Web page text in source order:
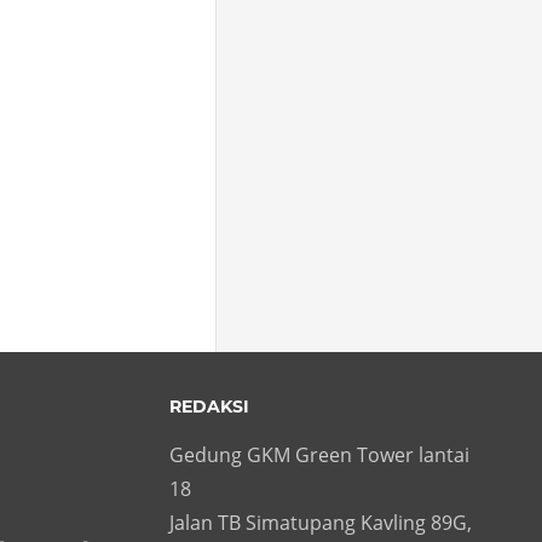
REDAKSI
Gedung GKM Green Tower lantai
18
Jalan TB Simatupang Kavling 89G,